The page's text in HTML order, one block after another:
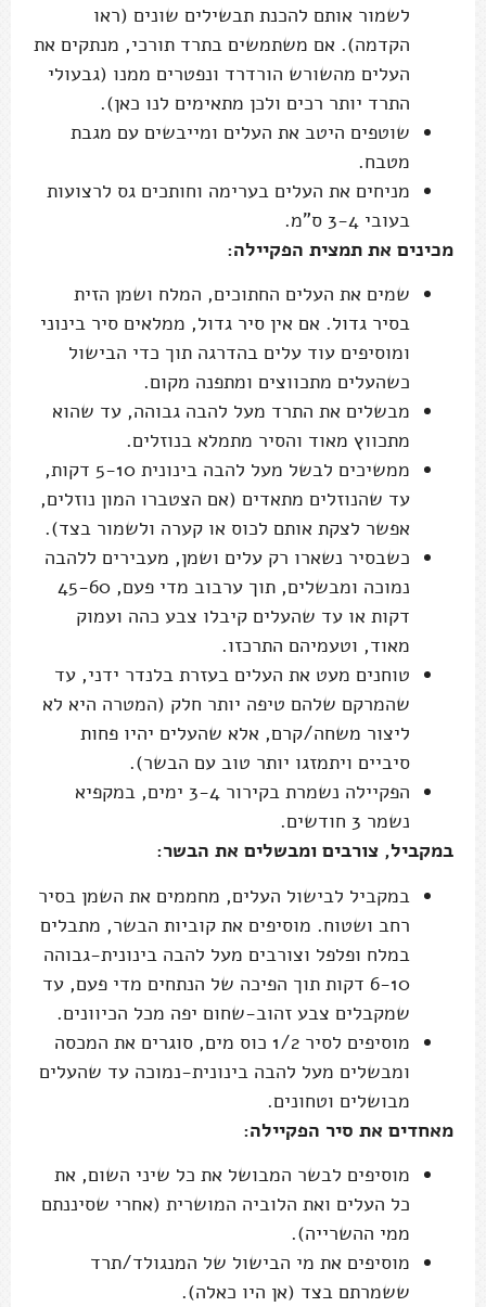
לשמור אותם להכנת תבשילים שונים (ראו
הקדמה). אם משתמשים בתרד תורכי, מנתקים את
העלים מהשורש הורדרד ונפטרים ממנו (גבעולי
התרד יותר רכים ולכן מתאימים לנו כאן).
שוטפים היטב את העלים ומייבשים עם מגבת
מטבח.
מניחים את העלים בערימה וחותכים גס לרצועות
בעובי 3-4 ס"מ.
מכינים את תמצית הפקיילה:
שמים את העלים החתוכים, המלח ושמן הזית
בסיר גדול. אם אין סיר גדול, ממלאים סיר בינוני
ומוסיפים עוד עלים בהדרגה תוך כדי הבישול
כשהעלים מתכווצים ומתפנה מקום.
מבשלים את התרד מעל להבה גבוהה, עד שהוא
מתכווץ מאוד והסיר מתמלא בנוזלים.
ממשיכים לבשל מעל להבה בינונית 5-10 דקות,
עד שהנוזלים מתאדים (אם הצטברו המון נוזלים,
אפשר לצקת אותם לכוס או קערה ולשמור בצד).
כשבסיר נשארו רק עלים ושמן, מעבירים ללהבה
נמוכה ומבשלים, תוך ערבוב מדי פעם, 45-60
דקות או עד שהעלים קיבלו צבע כהה ועמוק
מאוד, וטעמיהם התרכזו.
טוחנים מעט את העלים בעזרת בלנדר ידני, עד
שהמרקם שלהם טיפה יותר חלק (המטרה היא לא
ליצור משחה/קרם, אלא שהעלים יהיו פחות
סיביים ויתמזגו יותר טוב עם הבשר).
הפקיילה נשמרת בקירור 3-4 ימים, במקפיא
נשמר 3 חודשים.
במקביל, צורבים ומבשלים את הבשר:
במקביל לבישול העלים, מחממים את השמן בסיר
רחב ושטוח. מוסיפים את קוביות הבשר, מתבלים
במלח ופלפל וצורבים מעל להבה בינונית-גבוהה
6-10 דקות תוך הפיכה של הנתחים מדי פעם, עד
שמקבלים צבע זהוב-שחום יפה מכל הכיוונים.
מוסיפים לסיר 1/2 כוס מים, סוגרים את המכסה
ומבשלים מעל להבה בינונית-נמוכה עד שהעלים
מבושלים וטחונים.
מאחדים את סיר הפקיילה:
מוסיפים לבשר המבושל את כל שיני השום, את
כל העלים ואת הלוביה המושרית (אחרי שסיננתם
ממי ההשרייה).
מוסיפים את מי הבישול של המנגולד/תרד
ששמרתם בצד (אן היו כאלה).